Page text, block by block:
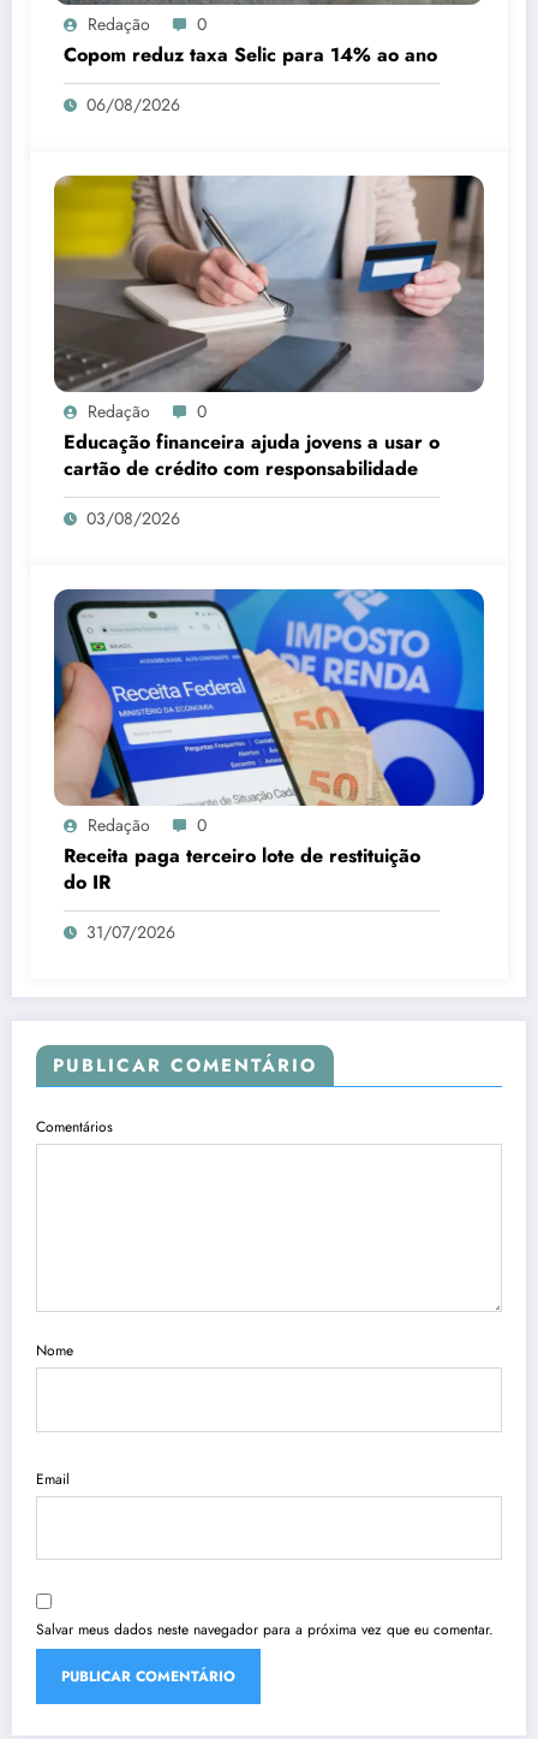
Redação 0
Copom reduz taxa Selic para 14% ao ano
06/08/2026
Redação 0
Educação financeira ajuda jovens a usar o
cartão de crédito com responsabilidade
03/08/2026
Redação 0
Receita paga terceiro lote de restituição
do IR
31/07/2026
PUBLICAR COMENTÁRIO
Comentários
Nome
Email
Salvar meus dados neste navegador para a próxima vez que eu comentar.